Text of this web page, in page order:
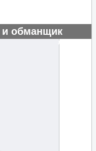
и обманщик
#129655